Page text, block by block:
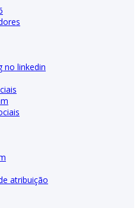
no linkedin
atribuição